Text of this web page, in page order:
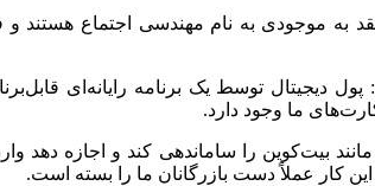
عده‌ای از اقتصاددانان معتقد به موجودی به نام مهندسی
دیجیتال توسط یک برنامه رایانه‌ای
ما وجود دارد.
بیت‌کوین را ساماندهی کند و اجازه دهد
کار عملاً دست بازرگانان ما را بسته است.